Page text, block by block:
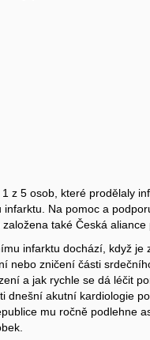
1 z 5 osob, které prodělaly
infarktu. Na pomoc a
založena také Česká
infarktu dochází, když
nebo zničení části
a jak rychle se dá léčit
dnešní akutní kardiologie
mu ročně podlehne